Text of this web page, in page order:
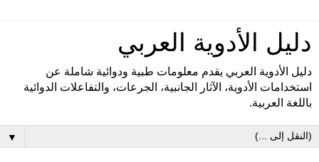
دليل الأدوية العربي
دليل الأدوية العربي يقدم معلومات طبية ودوائية شاملة عن
استخدامات الأدوية، الآثار الجانبية، الجرعات، والتفاعلات الدوائية
باللغة العربية.
▼